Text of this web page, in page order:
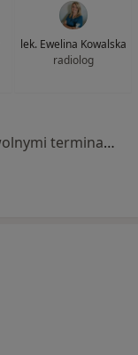
lek. Ewelina Kowalska
radiolog
Brak dostępnych specjalistów z wolnymi terminami w tym centrum medycznym.